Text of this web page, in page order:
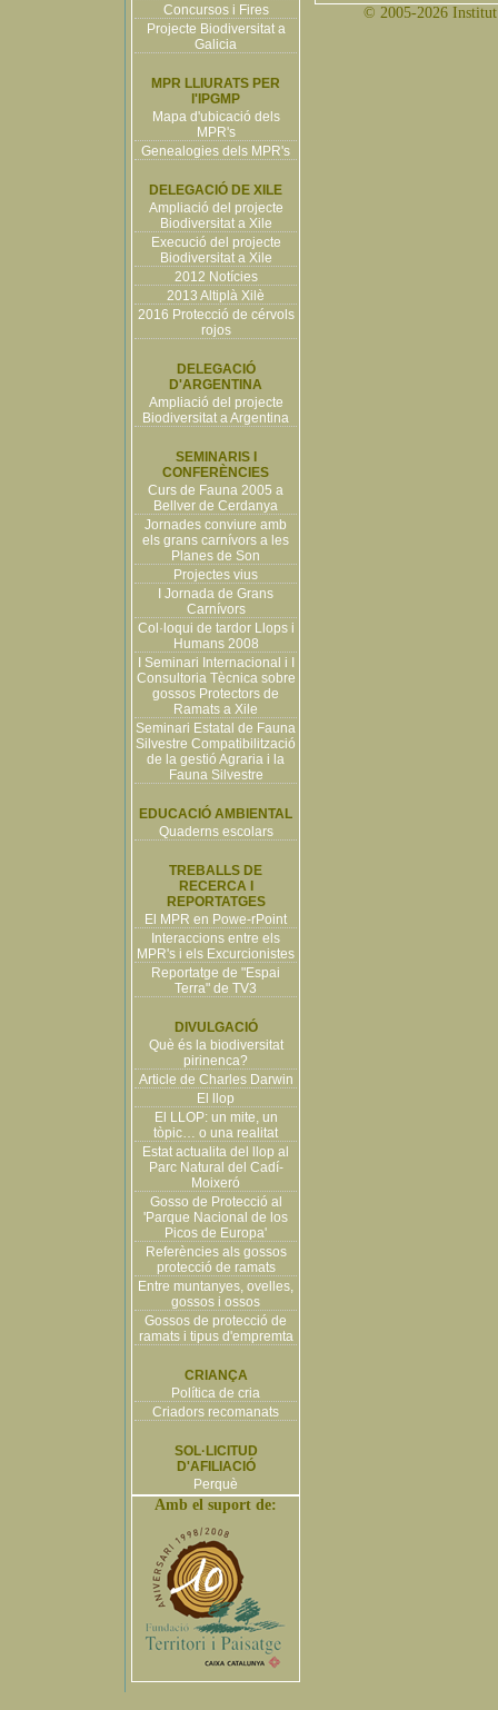
Concursos i Fires
Projecte Biodiversitat a
Galicia
MPR LLIURATS PER
l'IPGMP
Mapa d'ubicació dels
MPR's
Genealogies dels MPR's
DELEGACIÓ DE XILE
Ampliació del projecte
Biodiversitat a Xile
Execució del projecte
Biodiversitat a Xile
2012 Notícies
2013 Altiplà Xilè
2016 Protecció de cérvols
rojos
DELEGACIÓ
D'ARGENTINA
Ampliació del projecte
Biodiversitat a Argentina
SEMINARIS I
CONFERÈNCIES
Curs de Fauna 2005 a
Bellver de Cerdanya
Jornades conviure amb
els grans carnívors a les
Planes de Son
Projectes vius
I Jornada de Grans
Carnívors
Col·loqui de tardor Llops i
Humans 2008
I Seminari Internacional i I
Consultoria Tècnica sobre
gossos Protectors de
Ramats a Xile
Seminari Estatal de Fauna
Silvestre Compatibilització
de la gestió Agraria i la
Fauna Silvestre
EDUCACIÓ AMBIENTAL
Quaderns escolars
TREBALLS DE
RECERCA I
REPORTATGES
El MPR en Powe-rPoint
Interaccions entre els
MPR's i els Excurcionistes
Reportatge de "Espai
Terra" de TV3
DIVULGACIÓ
Què és la biodiversitat
pirinenca?
Article de Charles Darwin
El llop
El LLOP: un mite, un
tòpic… o una realitat
Estat actualita del llop al
Parc Natural del Cadí-
Moixeró
Gosso de Protecció al
'Parque Nacional de los
Picos de Europa'
Referències als gossos
protecció de ramats
Entre muntanyes, ovelles,
gossos i ossos
Gossos de protecció de
ramats i tipus d'empremta
CRIANÇA
Política de cria
Criadors recomanats
SOL·LICITUD
D'AFILIACIÓ
Perquè
Amb el suport de:
© 2005-2026 Institut